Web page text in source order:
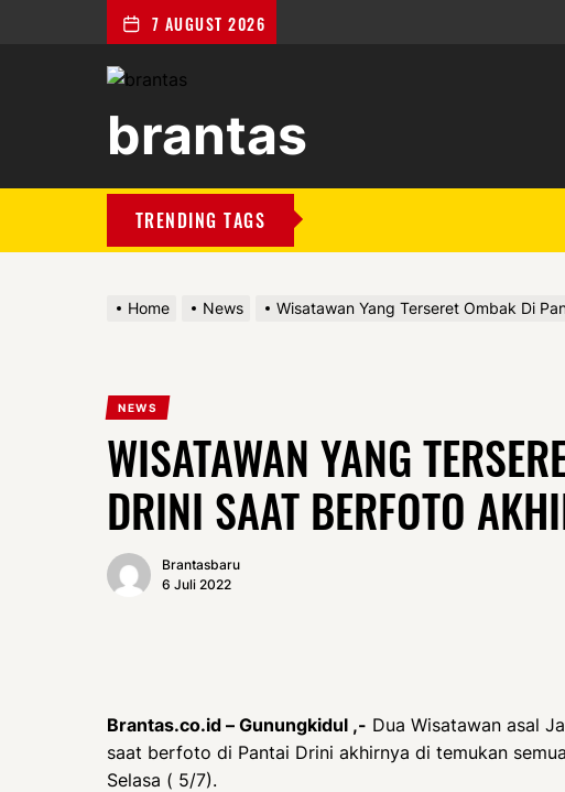
7 AUGUST 2026
brantas
TRENDING TAGS
Home News Wisatawan Yang Terseret Ombak Di
NEWS
WISATAWAN YANG
DRINI SAAT BERFOTO
Brantasbaru
6 Juli 2022
Brantas.co.id – Gunungkidul ,- Dua Wisatawan asal
saat berfoto di Pantai Drini akhirnya di temukan
Selasa ( 5/7).